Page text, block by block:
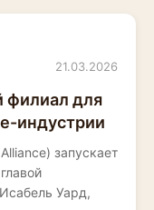
21.03.2026
филиал для
индустрии
запускает
Уард,